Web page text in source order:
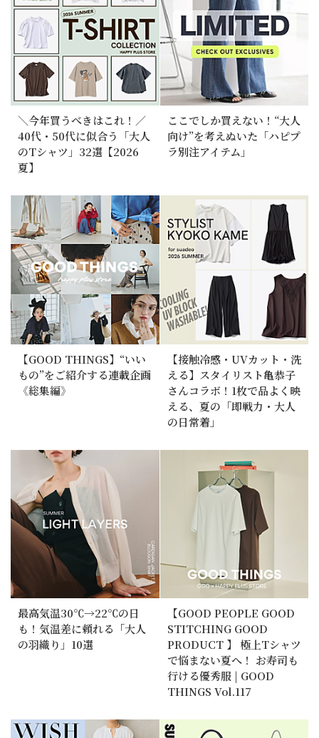
＼今年買うべきはこれ！／
40代・50代に似合う「大人
のTシャツ」32選【2026
夏】
ここでしか買えない！“大人
向け”を考えぬいた「ハピプ
ラ別注アイテム」
【GOOD THINGS】“いい
もの”をご紹介する連載企画
《総集編》
【接触冷感・UVカット・洗
える】スタイリスト亀恭子
さんコラボ！1枚で品よく映
える、夏の「即戦力・大人
の日常着」
最高気温30℃→22℃の日
も！気温差に頼れる「大人
の羽織り」10選
【GOOD PEOPLE GOOD
STITCHING GOOD
PRODUCT 】 極上Tシャツ
で悩まない夏へ！ お寿司も
行ける優秀服 | GOOD
THINGS Vol.117